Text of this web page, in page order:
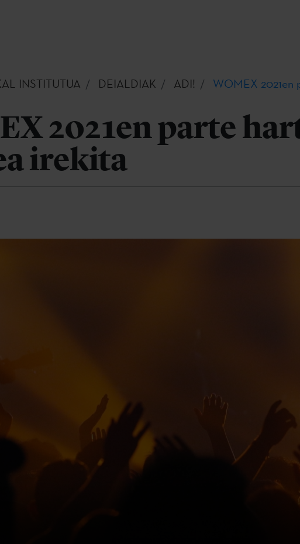
INSTITUTUA DEIALDIAK ADI! WOMEX 2021en
2021en parte
irekita